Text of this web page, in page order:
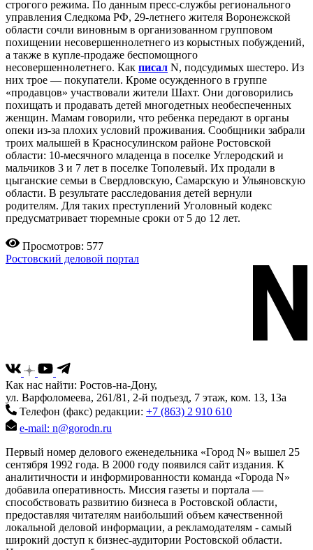
строгого режима. По данным пресс-службы регионального
управления Следкома РФ, 29-летнего жителя Воронежской
области сочли виновным в организованном групповом
похищении несовершеннолетнего из корыстных побуждений,
а также в купле-продаже беспомощного
несовершеннолетнего. Как писал N, подсудимых шестеро. Из
них трое — покупатели. Кроме осужденного в группе
«продавцов» участвовали жители Шахт. Они договорились
похищать и продавать детей многодетных необеспеченных
женщин. Мамам говорили, что ребенка передают в органы
опеки из-за плохих условий проживания. Сообщники забрали
троих малышей в Красносулинском районе Ростовской
области: 10-месячного младенца в поселке Углеродский и
мальчиков 3 и 7 лет в поселке Тополевый. Их продали в
цыганские семьи в Свердловскую, Самарскую и Ульяновскую
области. В результате расследования детей вернули
родителям. Для таких преступлений Уголовный кодекс
предусматривает тюремные сроки от 5 до 12 лет.
Просмотров: 577
Ростовский деловой портал
Как нас найти: Ростов-на-Дону,
ул. Варфоломеева, 261/81, 2-й подъезд, 7 этаж, ком. 13, 13а
Телефон (факс) редакции: +7 (863) 2 910 610
e-mail: n@gorodn.ru
Первый номер делового еженедельника «Город N» вышел 25
сентября 1992 года. В 2000 году появился сайт издания. К
аналитичности и информированности команда «Города N»
добавила оперативность. Миссия газеты и портала —
способствовать развитию бизнеса в Ростовской области,
предоставляя читателям наибольший объем качественной
локальной деловой информации, а рекламодателям - самый
широкий доступ к бизнес-аудитории Ростовской области.